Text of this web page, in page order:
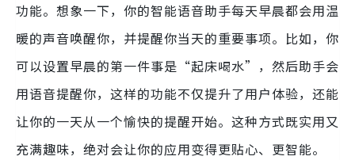
功能。想象一下，你的智能语音助手每天早晨都会用温
暖的声音唤醒你，并提醒你当天的重要事项。比如，你
可以设置早晨的第一件事是“起床喝水”，然后助手会
用语音提醒你，这样的功能不仅提升了用户体验，还能
让你的一天从一个愉快的提醒开始。这种方式既实用又
充满趣味，绝对会让你的应用变得更贴心、更智能。